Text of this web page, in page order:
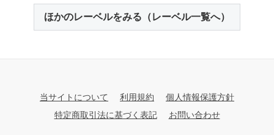
ほかのレーベルをみる（レーベル一覧へ）
当サイトについて 利用規約
個人情報保護方針
特定商取引法に基づく表記
お問い合わせ